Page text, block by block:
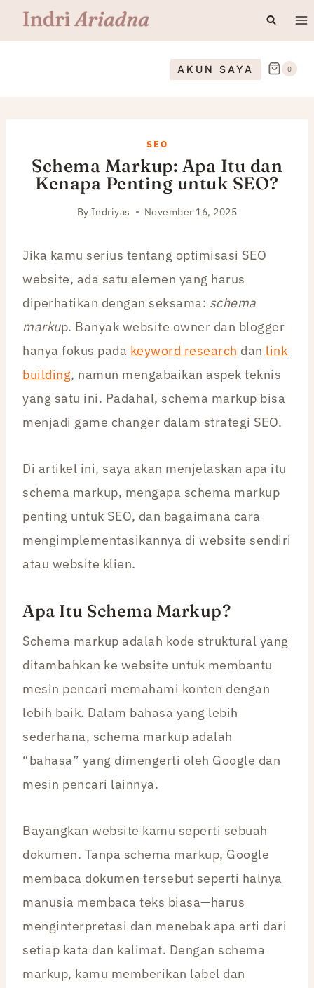
Skip
AKUN SAYA 0
SEO
Schema Markup: Apa Itu dan
Kenapa Penting untuk SEO?
By Indriyas November 16, 2025
Jika kamu serius tentang optimisasi SEO
website, ada satu elemen yang harus
diperhatikan dengan seksama: schema
markup. Banyak website owner dan blogger
hanya fokus pada keyword research dan link
building, namun mengabaikan aspek teknis
yang satu ini. Padahal, schema markup bisa
menjadi game changer dalam strategi SEO.
Di artikel ini, saya akan menjelaskan apa itu
schema markup, mengapa schema markup
penting untuk SEO, dan bagaimana cara
mengimplementasikannya di website sendiri
atau website klien.
Apa Itu Schema Markup?
Schema markup adalah kode struktural yang
ditambahkan ke website untuk membantu
mesin pencari memahami konten dengan
lebih baik. Dalam bahasa yang lebih
sederhana, schema markup adalah
“bahasa” yang dimengerti oleh Google dan
mesin pencari lainnya.
Bayangkan website kamu seperti sebuah
dokumen. Tanpa schema markup, Google
membaca dokumen tersebut seperti halnya
manusia membaca teks biasa—harus
menginterpretasi dan menebak apa arti dari
setiap kata dan kalimat. Dengan schema
markup, kamu memberikan label dan